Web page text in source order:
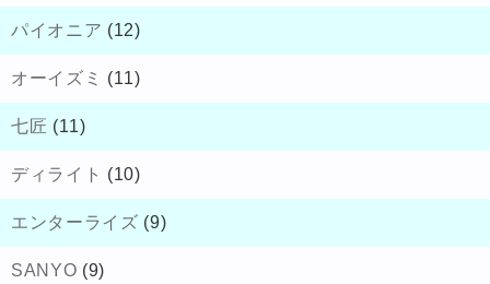
パイオニア (12)
オーイズミ (11)
七匠 (11)
ディライト (10)
エンターライズ (9)
SANYO (9)